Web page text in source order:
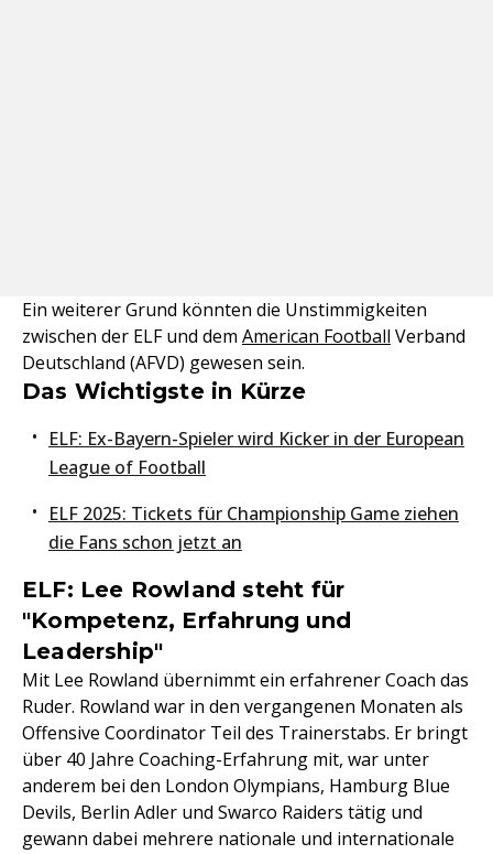
Ein weiterer Grund könnten die Unstimmigkeiten
zwischen der ELF und dem American Football Verband
Deutschland (AFVD) gewesen sein.
Das Wichtigste in Kürze
ELF: Ex-Bayern-Spieler wird Kicker in der European
League of Football
ELF 2025: Tickets für Championship Game ziehen
die Fans schon jetzt an
ELF: Lee Rowland steht für
"Kompetenz, Erfahrung und
Leadership"
Mit Lee Rowland übernimmt ein erfahrener Coach das
Ruder. Rowland war in den vergangenen Monaten als
Offensive Coordinator Teil des Trainerstabs. Er bringt
über 40 Jahre Coaching-Erfahrung mit, war unter
anderem bei den London Olympians, Hamburg Blue
Devils, Berlin Adler und Swarco Raiders tätig und
gewann dabei mehrere nationale und internationale